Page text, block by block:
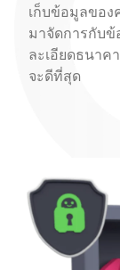
เก็บข้อมูลขอ
มาจัดการกับ
ละเอียดธนาค
จะดีที่สุด